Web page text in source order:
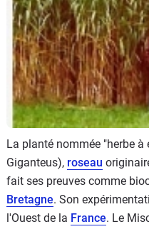
Services
Forum
Moto
Marques
La planté nommée "herbe
Giganteus), roseau
fait ses preuves comme
Bretagne. Son
l'Ouest de la France. Le